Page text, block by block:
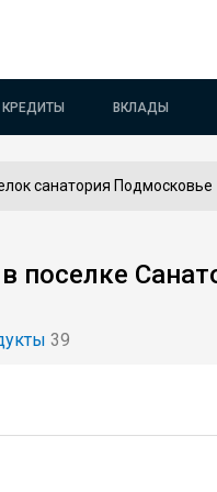
КРЕДИТЫ ВКЛАДЫ
санатория Подмосковье
поселке
39